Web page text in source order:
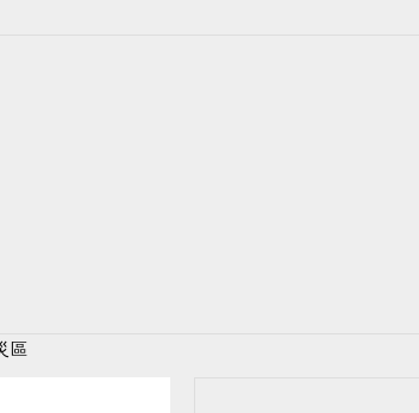
區